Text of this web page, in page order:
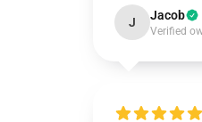
J Jacob
Verified